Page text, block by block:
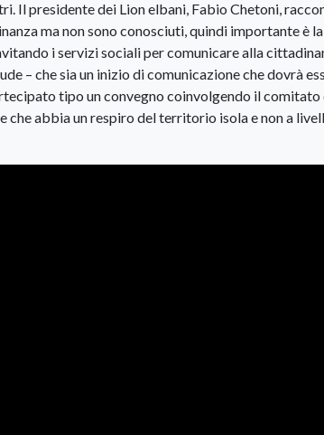
Il presidente dei Lion elbani, Fabio Chetoni,
ma non sono conosciuti, quindi importante è la
i servizi sociali per comunicare alla
– che sia un inizio di comunicazione che dovrà
tipo un convegno coinvolgendo il comitato
abbia un respiro del territorio isola e non a